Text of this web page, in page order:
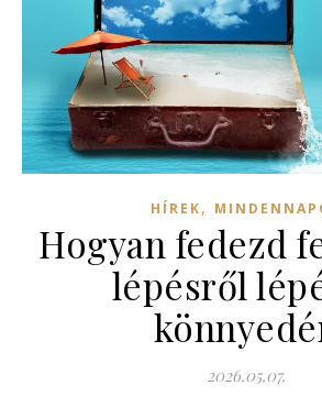
HÍREK,
Hogyan fedezd
lépésről
2026.05.07.